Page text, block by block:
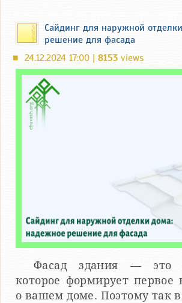
Сайдинг для наружной
решение для фасада
■ 24.12.2024 17:00 | 8153 views
Фасад здания — это
которое формирует первое
о вашем доме. Поэтому так